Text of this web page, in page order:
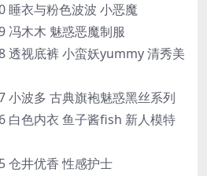
睡衣与粉色波波 小恶魔
冯木木 魅惑恶魔制服
透视底裤 小蛮妖yummy 清秀美
小波多 古典旗袍魅惑黑丝系列
白色内衣 鱼子酱fish 新人模特
仓井优香 性感护士